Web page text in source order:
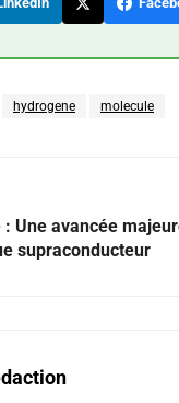
hydrogene molecule
Une avancée
supraconducteur